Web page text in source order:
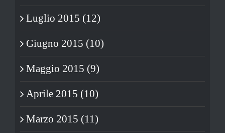
Luglio 2015 (12)
Giugno 2015 (10)
Maggio 2015 (9)
Aprile 2015 (10)
Marzo 2015 (11)